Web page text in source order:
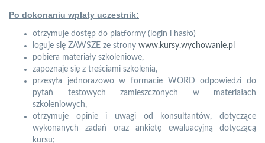
Po dokonaniu wpłaty uczestnik:
otrzymuje dostęp do platformy (login i hasło)
loguje się ZAWSZE ze strony www.kursy.wychowanie.pl
pobiera materiały szkoleniowe,
zapoznaje się z treściami szkolenia,
przesyła jednorazowo w formacie WORD odpowiedzi do
pytań testowych zamieszczonych w materiałach
szkoleniowych,
otrzymuje opinie i uwagi od konsultantów, dotyczące
wykonanych zadań oraz ankietę ewaluacyjną dotyczącą
kursu;